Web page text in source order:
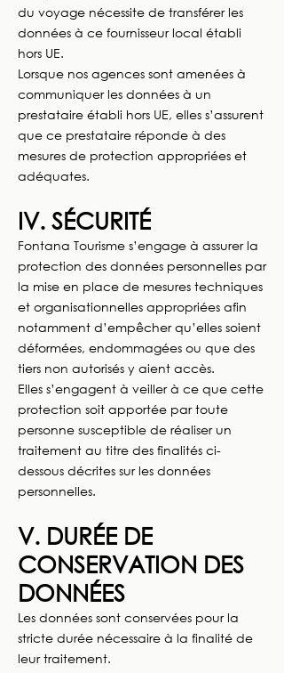
du voyage nécessite de transférer les
données à ce fournisseur local établi
hors UE.
Lorsque nos agences sont amenées à
communiquer les données à un
prestataire établi hors UE, elles s’assurent
que ce prestataire réponde à des
mesures de protection appropriées et
adéquates.
IV. SÉCURITÉ
Fontana Tourisme s’engage à assurer la
protection des données personnelles par
la mise en place de mesures techniques
et organisationnelles appropriées afin
notamment d’empêcher qu’elles soient
déformées, endommagées ou que des
tiers non autorisés y aient accès.
Elles s’engagent à veiller à ce que cette
protection soit apportée par toute
personne susceptible de réaliser un
traitement au titre des finalités ci-
dessous décrites sur les données
personnelles.
V. DURÉE DE
CONSERVATION DES
DONNÉES
Les données sont conservées pour la
stricte durée nécessaire à la finalité de
leur traitement.